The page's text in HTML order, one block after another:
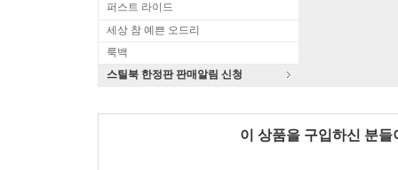
퍼스트 라이드
세상 참 예쁜 오드리
룩백
스틸북 한정판 판매알림 신청
이 상품을 구입하신 분